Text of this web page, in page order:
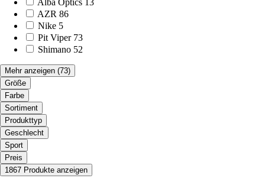
Alba Optics 13
AZR 86
Nike 5
Pit Viper 73
Shimano 52
Mehr anzeigen (73)
Größe
Farbe
Sortiment
Produkttyp
Geschlecht
Sport
Preis
1867 Produkte anzeigen